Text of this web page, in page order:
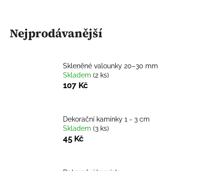
Nejprodávanější
Skleněné valounky 20–30 mm
Skladem (2 ks)
107 Kč
Dekorační kamínky 1 - 3 cm
Skladem (3 ks)
45 Kč
HLEDAT